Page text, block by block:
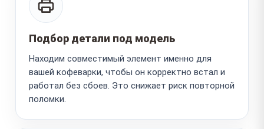
Подбор детали под модель
Находим совместимый элемент именно для
вашей кофеварки, чтобы он корректно встал и
работал без сбоев. Это снижает риск повторной
поломки.